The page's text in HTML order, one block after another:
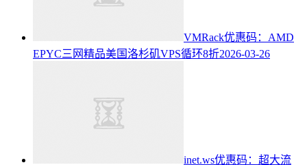
VMRack优惠码：AMD
EPYC三网精品美国洛杉矶VPS循环8折2026-03-26
inet.ws优惠码：超大流